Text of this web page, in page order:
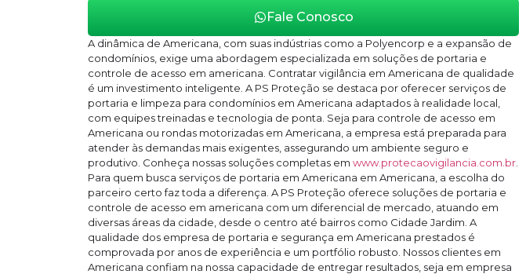
Fale Conosco
A dinâmica de Americana, com suas indústrias como a Polyencorp e a expansão de
condomínios, exige uma abordagem especializada em soluções de portaria e
controle de acesso em americana. Contratar vigilância em Americana de qualidade
é um investimento inteligente. A PS Proteção se destaca por oferecer serviços de
portaria e limpeza para condomínios em Americana adaptados à realidade local,
com equipes treinadas e tecnologia de ponta. Seja para controle de acesso em
Americana ou rondas motorizadas em Americana, a empresa está preparada para
atender às demandas mais exigentes, assegurando um ambiente seguro e
produtivo. Conheça nossas soluções completas em www.protecaovigilancia.com.br
Para quem busca serviços de portaria em Americana em Americana, a escolha do
parceiro certo faz toda a diferença. A PS Proteção oferece soluções de portaria e
controle de acesso em americana com um diferencial de mercado, atuando em
diversas áreas da cidade, desde o centro até bairros como Cidade Jardim. A
qualidade dos empresa de portaria e segurança em Americana prestados é
comprovada por anos de experiência e um portfólio robusto. Nossos clientes em
Americana confiam na nossa capacidade de entregar resultados, seja em empresa